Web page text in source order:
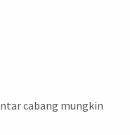
cabang mungkin